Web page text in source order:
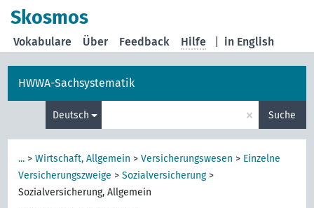
Skosmos
in English
Vokabulare Über Feedback Hilfe
HWWA-Sachsystematik
Deutsch × Suche
... >Wirtschaft, Allgemein >Versicherungswesen > Einzelne
Versicherungszweige >Sozialversicherung>
Sozialversicherung, Allgemein